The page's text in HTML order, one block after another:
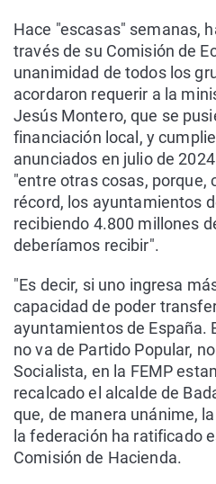
Hace "escasas" semanas,
través de su Comisión de
unanimidad de todos los
acordaron requerir a la
Jesús Montero, que se
financiación local, y
anunciados en julio de
"entre otras cosas, porque,
récord, los ayuntamientos
recibiendo 4.800 millones
deberíamos recibir".
"Es decir, si uno ingresa
capacidad de poder
ayuntamientos de España.
no va de Partido Popular,
Socialista, en la FEMP
recalcado el alcalde de
que, de manera unánime,
la federación ha ratificado
Comisión de Hacienda.